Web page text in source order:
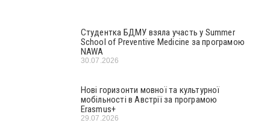
Студентка БДМУ взяла участь у Summer
School of Preventive Medicine за програмою
NAWA
30.07.2026
Нові горизонти мовної та культурної
мобільності в Австрії за програмою
Erasmus+
29.07.2026